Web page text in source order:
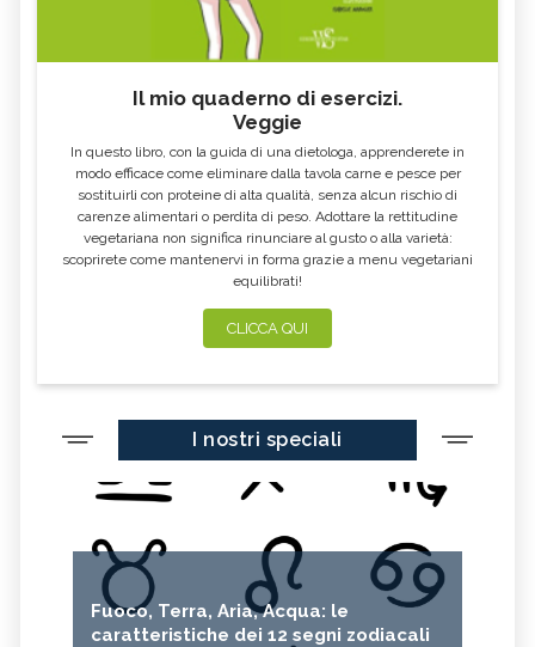
Il mio quaderno di esercizi.
Veggie
In questo libro, con la guida di una dietologa, apprenderete in
modo efficace come eliminare dalla tavola carne e pesce per
sostituirli con proteine di alta qualità, senza alcun rischio di
carenze alimentari o perdita di peso. Adottare la rettitudine
vegetariana non significa rinunciare al gusto o alla varietà:
scoprirete come mantenervi in forma grazie a menu vegetariani
equilibrati!
CLICCA QUI
I nostri speciali
Fuoco, Terra, Aria, Acqua: le
caratteristiche dei 12 segni zodiacali